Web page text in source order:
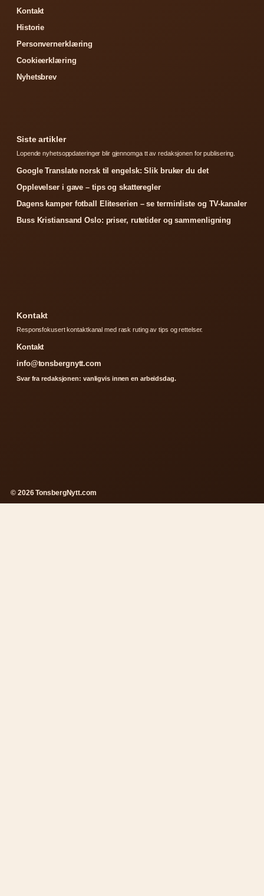
Kontakt
Historie
Personvernerklæring
Cookieerklæring
Nyhetsbrev
Siste artikler
Lopende nyhetsoppdateringer blir gjennomga tt av redaksjonen for publisering.
Google Translate norsk til engelsk: Slik bruker du det
Opplevelser i gave – tips og skatteregler
Dagens kamper fotball Eliteserien – se terminliste og TV-kanaler
Buss Kristiansand Oslo: priser, rutetider og sammenligning
Kontakt
Responsfokusert kontaktkanal med rask ruting av tips og rettelser.
Kontakt
info@tonsbergnytt.com
Svar fra redaksjonen: vanligvis innen en arbeidsdag.
© 2026 TonsbergNytt.com